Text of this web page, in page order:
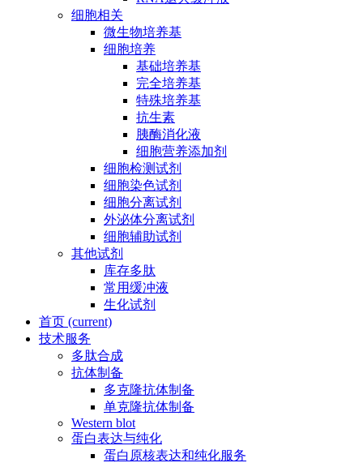
细胞相关
微生物培养基
细胞培养
基础培养基
完全培养基
特殊培养基
抗生素
胰酶消化液
细胞营养添加剂
细胞检测试剂
细胞染色试剂
细胞分离试剂
外泌体分离试剂
细胞辅助试剂
其他试剂
库存多肽
常用缓冲液
生化试剂
首页 (current)
技术服务
多肽合成
抗体制备
多克隆抗体制备
单克隆抗体制备
Western blot
蛋白表达与纯化
蛋白原核表达和纯化服务